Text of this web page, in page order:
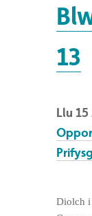
13
Llu
Diolch i